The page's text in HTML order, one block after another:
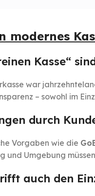
modernes
Kasse“
war
– sowohl im
durch
Vorgaben wie die
und Umgebung
auch den